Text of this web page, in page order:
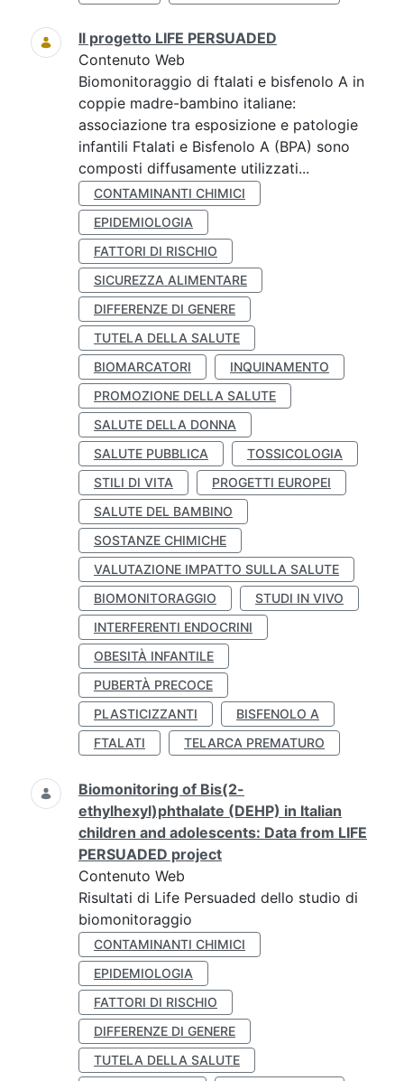
Il progetto LIFE PERSUADED
Contenuto Web
Biomonitoraggio di ftalati e bisfenolo A in
coppie madre-bambino italiane:
associazione tra esposizione e patologie
infantili Ftalati e Bisfenolo A (BPA) sono
composti diffusamente utilizzati...
CONTAMINANTI CHIMICI
EPIDEMIOLOGIA
FATTORI DI RISCHIO
SICUREZZA ALIMENTARE
DIFFERENZE DI GENERE
TUTELA DELLA SALUTE
BIOMARCATORI
INQUINAMENTO
PROMOZIONE DELLA SALUTE
SALUTE DELLA DONNA
SALUTE PUBBLICA
TOSSICOLOGIA
STILI DI VITA
PROGETTI EUROPEI
SALUTE DEL BAMBINO
SOSTANZE CHIMICHE
VALUTAZIONE IMPATTO SULLA SALUTE
BIOMONITORAGGIO
STUDI IN VIVO
INTERFERENTI ENDOCRINI
OBESITÀ INFANTILE
PUBERTÀ PRECOCE
PLASTICIZZANTI
BISFENOLO A
FTALATI
TELARCA PREMATURO
Biomonitoring of Bis(2-
ethylhexyl)phthalate (DEHP) in Italian
children and adolescents: Data from LIFE
PERSUADED project
Contenuto Web
Risultati di Life Persuaded dello studio di
biomonitoraggio
CONTAMINANTI CHIMICI
EPIDEMIOLOGIA
FATTORI DI RISCHIO
DIFFERENZE DI GENERE
TUTELA DELLA SALUTE